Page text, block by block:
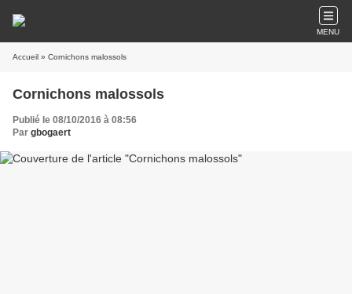
MENU
Accueil » Cornichons malossols
Cornichons malossols
Publié le 08/10/2016 à 08:56
Par gbogaert